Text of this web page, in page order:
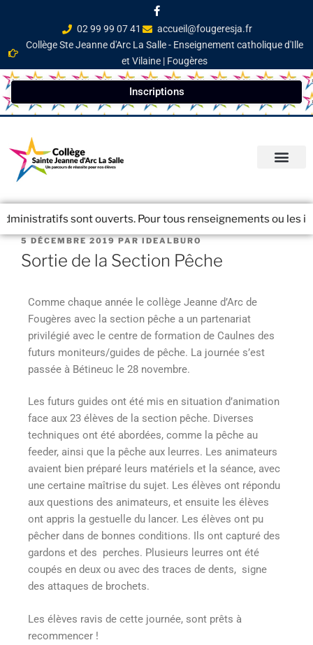
02 99 99 07 41
accueil@fougeresja.fr
Collège Ste Jeanne d'Arc La Salle - Enseignement catholique d'Ille
et Vilaine | Fougères
Inscriptions
sont ouverts. Pour tous renseignements ou les
5 DÉCEMBRE 2019PARIDEALBURO
Sortie de la Section Pêche
Comme chaque année le collège Jeanne d’Arc de
Fougères avec la section pêche a un partenariat
privilégié avec le centre de formation de Caulnes des
futurs moniteurs/guides de pêche. La journée s’est
passée à Bétineuc le 28 novembre.
Les futurs guides ont été mis en situation d’animation
face aux 23 élèves de la section pêche. Diverses
techniques ont été abordées, comme la pêche au
feeder, ainsi que la pêche aux leurres. Les animateurs
avaient bien préparé leurs matériels et la séance, avec
une certaine maîtrise du sujet. Les élèves ont répondu
aux questions des animateurs, et ensuite les élèves
ont appris la gestuelle du lancer. Les élèves ont pu
pêcher dans de bonnes conditions. Ils ont capturé des
gardons et des perches. Plusieurs leurres ont été
coupés en deux ou avec des traces de dents, signe
des attaques de brochets.
Les élèves ravis de cette journée, sont prêts à
recommencer !